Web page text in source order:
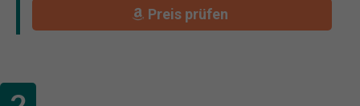
Preis prüfen